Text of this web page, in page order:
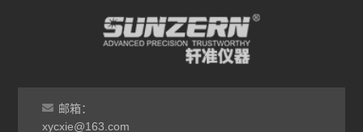
其它类仪器
邮箱：
xycxie@163.com